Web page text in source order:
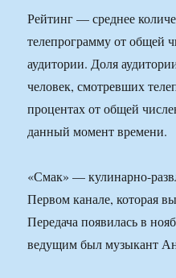
Рейтинг — среднее
телепрограмму от общей
аудитории. Доля
человек, смотревших
процентах от общей
данный момент времени.
«Смак» — кулинарно-
Первом канале, которая
Передача появилась в
ведущим был музыкант